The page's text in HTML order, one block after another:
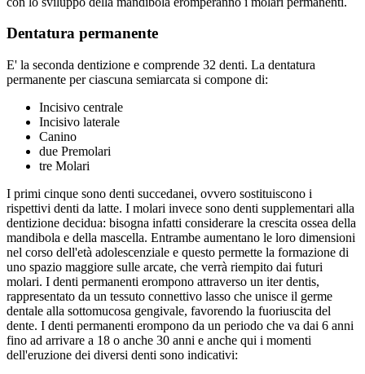
Dentatura permanente
E' la seconda dentizione e comprende 32 denti. La dentatura
permanente per ciascuna semiarcata si compone di:
Incisivo centrale
Incisivo laterale
Canino
due Premolari
tre Molari
I primi cinque sono denti succedanei, ovvero sostituiscono i
rispettivi denti da latte. I molari invece sono denti supplementari alla
dentizione decidua: bisogna infatti considerare la crescita ossea della
mandibola e della mascella. Entrambe aumentano le loro dimensioni
nel corso dell'età adolescenziale e questo permette la formazione di
uno spazio maggiore sulle arcate, che verrà riempito dai futuri
molari. I denti permanenti erompono attraverso un iter dentis,
rappresentato da un tessuto connettivo lasso che unisce il germe
dentale alla sottomucosa gengivale, favorendo la fuoriuscita del
dente. I denti permanenti erompono da un periodo che va dai 6 anni
fino ad arrivare a 18 o anche 30 anni e anche qui i momenti
dell'eruzione dei diversi denti sono indicativi: